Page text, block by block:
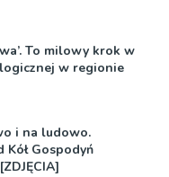
To milowy krok w
w regionie
i na ludowo.
Gospodyń